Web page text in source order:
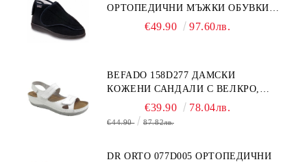
ОРТОПЕДИЧНИ МЪЖКИ ОБУВКИ
ЗА ГИПСИРАН ИЛИ СВРЪХ
€49.90 97.60лв.
BEFADO 158D277 ДАМСКИ
КОЖЕНИ САНДАЛИ С ВЕЛКРО,
€39.90 78.04лв.
€44.90 87.82лв.
DR ORTO 077D005 ОРТОПЕДИЧНИ